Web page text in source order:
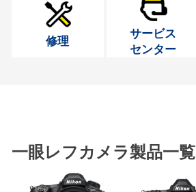
修理
サービス
センター
一眼レフカメラ製品一覧